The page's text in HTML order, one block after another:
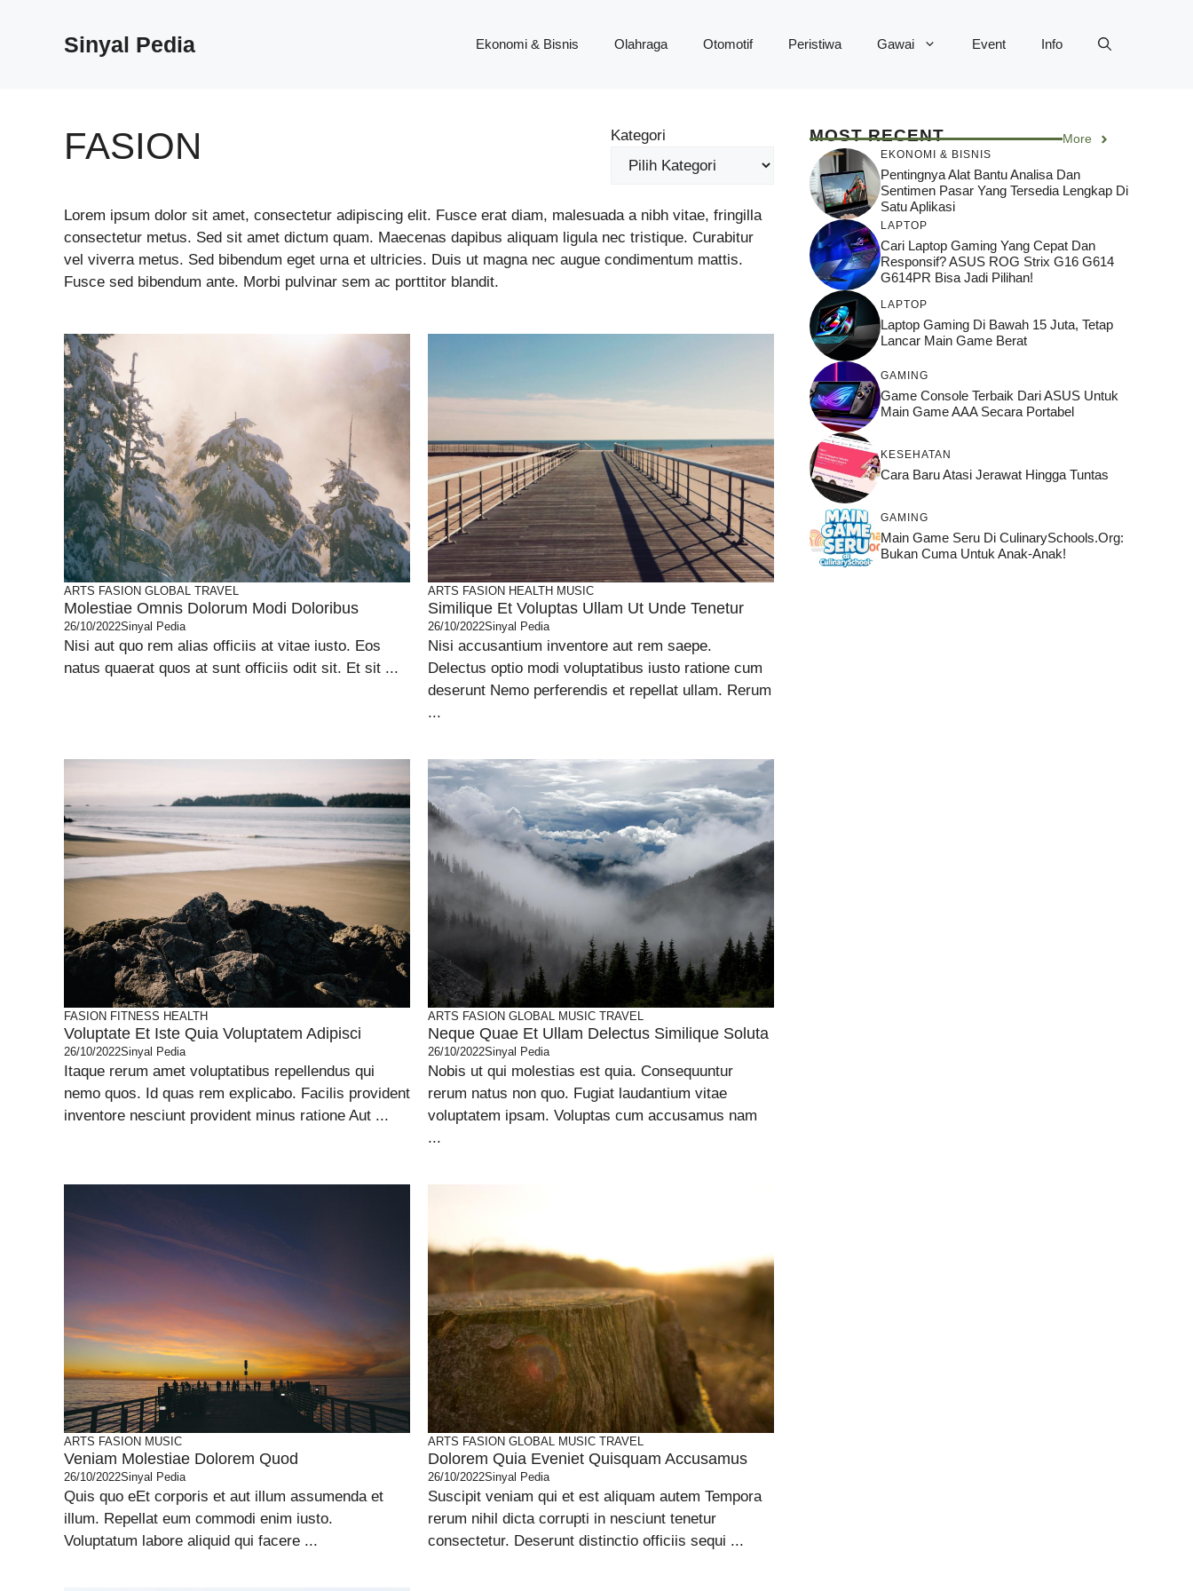
Sinyal Pedia Ekonomi & Bisnis Olahraga Otomotif Peristiwa Gawai Event Info
FASION Kategori
Lorem ipsum dolor sit amet, consectetur adipiscing elit. Fusce erat diam, malesuada a nibh vitae, fringilla
consectetur metus. Sed sit amet dictum quam. Maecenas dapibus aliquam ligula nec tristique. Curabitur
vel viverra metus. Sed bibendum eget urna et ultricies. Duis ut magna nec augue condimentum mattis.
Fusce sed bibendum ante. Morbi pulvinar sem ac porttitor blandit.
ARTS FASION GLOBAL TRAVEL
Molestiae Omnis Dolorum Modi Doloribus
26/10/2022Sinyal Pedia
Nisi aut quo rem alias officiis at vitae iusto. Eos
natus quaerat quos at sunt officiis odit sit. Et sit ...
ARTS FASION HEALTH MUSIC
Similique Et Voluptas Ullam Ut Unde Tenetur
26/10/2022Sinyal Pedia
Nisi accusantium inventore aut rem saepe.
Delectus optio modi voluptatibus iusto ratione cum
deserunt Nemo perferendis et repellat ullam. Rerum
...
FASION FITNESS HEALTH
Voluptate Et Iste Quia Voluptatem Adipisci
26/10/2022Sinyal Pedia
Itaque rerum amet voluptatibus repellendus qui
nemo quos. Id quas rem explicabo. Facilis provident
inventore nesciunt provident minus ratione Aut ...
ARTS FASION GLOBAL MUSIC TRAVEL
Neque Quae Et Ullam Delectus Similique Soluta
26/10/2022Sinyal Pedia
Nobis ut qui molestias est quia. Consequuntur
rerum natus non quo. Fugiat laudantium vitae
voluptatem ipsam. Voluptas cum accusamus nam
...
ARTS FASION MUSIC
Veniam Molestiae Dolorem Quod
26/10/2022Sinyal Pedia
Quis quo eEt corporis et aut illum assumenda et
illum. Repellat eum commodi enim iusto.
Voluptatum labore aliquid qui facere ...
ARTS FASION GLOBAL MUSIC TRAVEL
Dolorem Quia Eveniet Quisquam Accusamus
26/10/2022Sinyal Pedia
Suscipit veniam qui et est aliquam autem Tempora
rerum nihil dicta corrupti in nesciunt tenetur
consectetur. Deserunt distinctio officiis sequi ...
MOST RECENT More
EKONOMI & BISNIS
Pentingnya Alat Bantu Analisa Dan
Sentimen Pasar Yang Tersedia Lengkap Di
Satu Aplikasi
LAPTOP
Cari Laptop Gaming Yang Cepat Dan
Responsif? ASUS ROG Strix G16 G614
G614PR Bisa Jadi Pilihan!
LAPTOP
Laptop Gaming Di Bawah 15 Juta, Tetap
Lancar Main Game Berat
GAMING
Game Console Terbaik Dari ASUS Untuk
Main Game AAA Secara Portabel
KESEHATAN
Cara Baru Atasi Jerawat Hingga Tuntas
GAMING
Main Game Seru Di CulinarySchools.org:
Bukan Cuma Untuk Anak-Anak!